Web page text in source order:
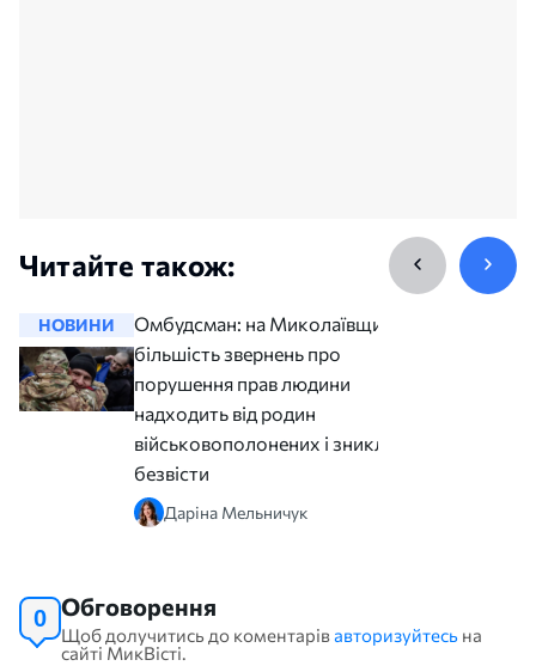
Читайте також:
НОВИНИ
Омбудсман: на Миколаївщині
більшість звернень про
порушення прав людини
надходить від родин
військовополонених і зниклих
безвісти
Даріна Мельничук
0 Обговорення
Щоб долучитись до коментарівавторизуйтесь на
сайті МикВісті.